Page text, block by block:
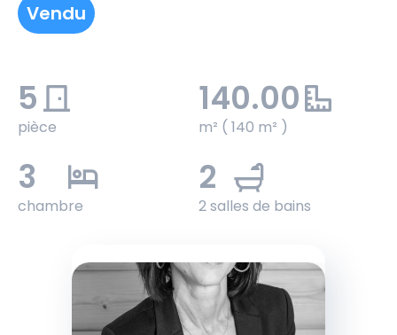
Vendu
5
pièce
140.00
m² ( 140 m² )
3
chambre
2
2 salles de bains